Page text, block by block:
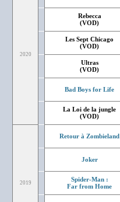
2020
Rebecca
(VOD)
Les Sept Chicago
(VOD)
Ultras
(VOD)
Bad Boys for Life
La Loi de la jungle
(VOD)
2019
Retour à Zombieland
Joker
Spider-Man :
Far from Home